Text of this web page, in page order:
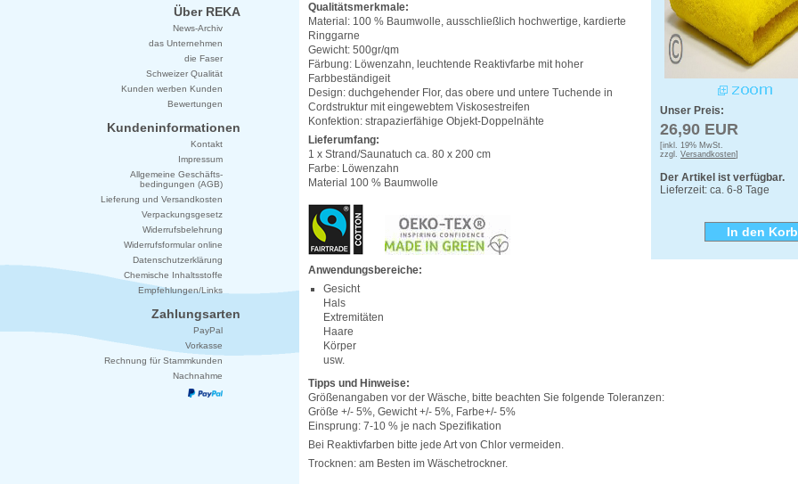
Unser Preis:
26,90 EUR
[inkl. 19% MwSt.
zzgl. Versandkosten]
Der Artikel ist verfügbar.
Lieferzeit: ca. 6-8 Tage
Qualitätsmerkmale:
Material: 100 % Baumwolle, ausschließlich hochwertige, kardierte
Ringgarne
Gewicht: 500gr/qm
Färbung: Löwenzahn, leuchtende Reaktivfarbe mit hoher
Farbbeständigeit
Design: duchgehender Flor, das obere und untere Tuchende in
Cordstruktur mit eingewebtem Viskosestreifen
Konfektion: strapazierfähige Objekt-Doppelnähte
Lieferumfang:
1 x Strand/Saunatuch ca. 80 x 200 cm
Farbe: Löwenzahn
Material 100 % Baumwolle
Anwendungsbereiche:
Gesicht
Hals
Extremitäten
Haare
Körper
usw.
Tipps und Hinweise:
Größenangaben vor der Wäsche, bitte beachten Sie folgende Toleranzen:
Größe +/- 5%, Gewicht +/- 5%, Farbe+/- 5%
Einsprung: 7-10 % je nach Spezifikation
Bei Reaktivfarben bitte jede Art von Chlor vermeiden.
Trocknen: am Besten im Wäschetrockner.
Über REKA
News-Archiv
das Unternehmen
die Faser
Schweizer Qualität
Kunden werben Kunden
Bewertungen
Kundeninformationen
Kontakt
Impressum
Allgemeine Geschäfts-
bedingungen (AGB)
Lieferung und Versandkosten
Verpackungsgesetz
Widerrufsbelehrung
Widerrufsformular online
Datenschutzerklärung
Chemische Inhaltsstoffe
Empfehlungen/Links
Zahlungsarten
PayPal
Vorkasse
Rechnung für Stammkunden
Nachnahme